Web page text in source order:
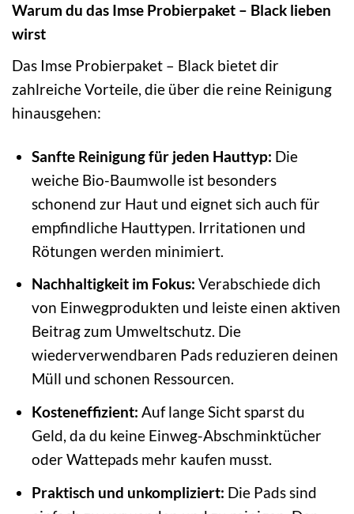
Warum du das Imse Probierpaket – Black lieben
wirst
Das Imse Probierpaket – Black bietet dir
zahlreiche Vorteile, die über die reine Reinigung
hinausgehen:
Sanfte Reinigung für jeden Hauttyp: Die
weiche Bio-Baumwolle ist besonders
schonend zur Haut und eignet sich auch für
empfindliche Hauttypen. Irritationen und
Rötungen werden minimiert.
Nachhaltigkeit im Fokus: Verabschiede dich
von Einwegprodukten und leiste einen aktiven
Beitrag zum Umweltschutz. Die
wiederverwendbaren Pads reduzieren deinen
Müll und schonen Ressourcen.
Kosteneffizient: Auf lange Sicht sparst du
Geld, da du keine Einweg-Abschminktücher
oder Wattepads mehr kaufen musst.
Praktisch und unkompliziert: Die Pads sind